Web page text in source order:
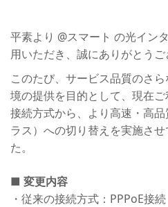
平素より @スマート の光イン
用いただき、誠にありがとうご
このたび、サービス品質のさ
境の提供を目的として、現在
接続方式から、より高速・高
ラス）への切り替えを実施さ
た。
■ 変更内容
・従来の接続方式：PPPoE接続